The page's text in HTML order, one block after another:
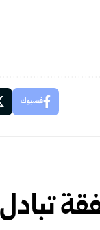
فيسبوك